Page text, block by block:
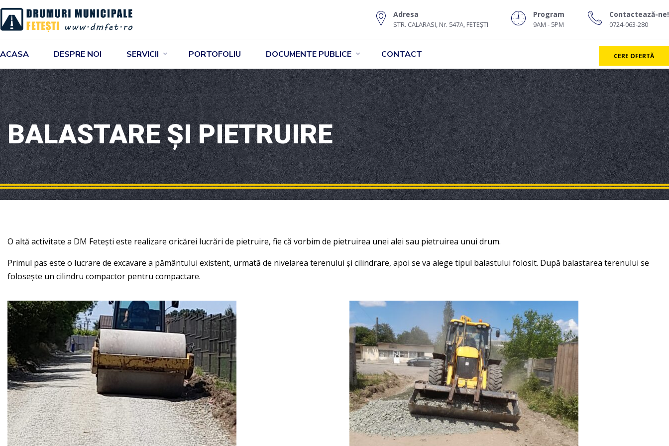
Adresa
STR. CALARASI, Nr. 547A, FETEŞTI
Program
9AM - 5PM
Contactează-ne!
0724-063-280
ACASA DESPRE NOI SERVICII PORTOFOLIU DOCUMENTE PUBLICE CONTACT CERE OFERTĂ
BALASTARE ȘI PIETRUIRE
O altă activitate a DM Fetești este realizare oricărei lucrări de pietruire, fie că vorbim de pietruirea unei alei sau pietruirea unui drum.
Primul pas este o lucrare de excavare a pământului existent, urmată de nivelarea terenului și cilindrare, apoi se va alege tipul balastului folosit. După balastarea terenului se
folosește un cilindru compactor pentru compactare.